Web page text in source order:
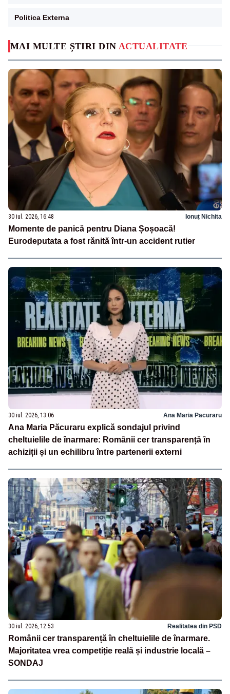
MAI MULTE ȘTIRI DIN ACTUALITATE
30 iul. 2026, 16:48 Ionuț Nichita
Momente de panică pentru Diana Șoșoacă!
Eurodeputata a fost rănită într-un accident rutier
30 iul. 2026, 13:06 Ana Maria Pacuraru
Ana Maria Păcuraru explică sondajul privind
cheltuielile de înarmare: Românii cer transparență în
achiziții și un echilibru între partenerii externi
30 iul. 2026, 12:53 Realitatea din PSD
Românii cer transparență în cheltuielile de înarmare.
Majoritatea vrea competiție reală și industrie locală –
SONDAJ
Politica Externa